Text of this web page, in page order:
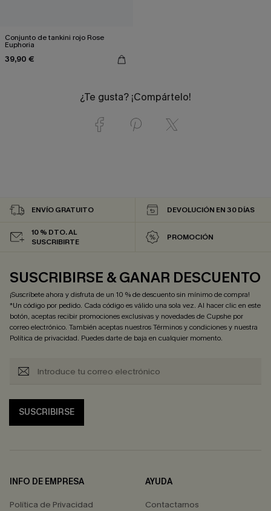
Conjunto de tankini rojo Rose
Euphoria
39,90 €
¿Te gusta? ¡Compártelo!
ENVÍO GRATUITO DEVOLUCIÓN EN 30 DÍAS
10 % DTO. AL
SUSCRIBIRTE
PROMOCIÓN
SUSCRIBIRSE & GANAR DESCUENTO
¡Suscríbete ahora y disfruta de un 10 % de descuento sin mínimo de compra!
*Un código por pedido. Cada código es válido una sola vez. Al hacer clic en este
botón, aceptas recibir promociones exclusivas y novedades de Cupshe por
correo electrónico. También aceptas nuestrosTérminos y condicionesy nuestra
Política de privacidad. Puedes darte de baja en cualquier momento.
SUSCRIBIRSE
INFO DE EMPRESA
Política de Privacidad
AYUDA
Contactarnos